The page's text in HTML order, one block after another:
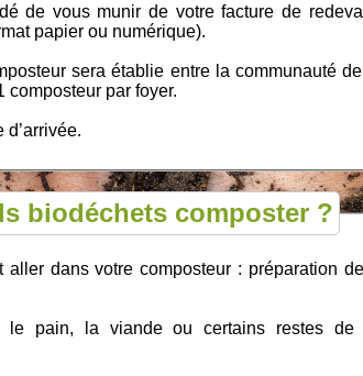
de vous munir de votre facture de
papier ou numérique).
sera établie entre la communauté
composteur par foyer.
d’arrivée.
biodéchets composter ?
dans votre composteur : préparation
le pain, la viande ou certains restes de